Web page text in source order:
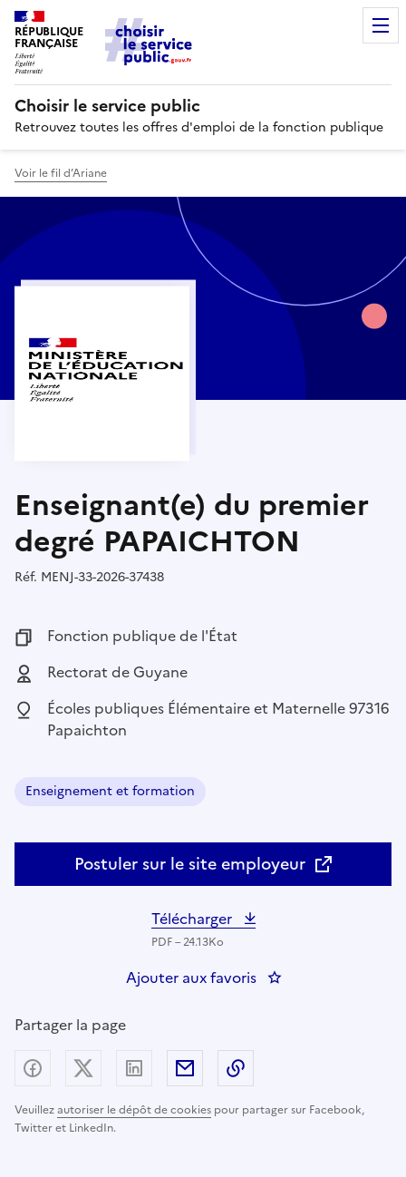
RÉPUBLIQUE
FRANÇAISE
Choisir le service public
Retrouvez toutes les offres d'emploi de la fonction publique
Voir le fil d’Ariane
Enseignant(e) du premier
degré PAPAICHTON
Réf. Référence :
MENJ-33-2026-37438
Fonction publique :
Fonction publique de l'État
Employeur :
Rectorat de Guyane
Localisation :
Écoles publiques Élémentaire et Maternelle 97316
Papaichton
Domaine :
Enseignement et formation
Postuler sur le site employeur
Télécharger
PDF – 24.13Ko
Ajouter aux favoris : Enseignant(e) du
Partager la page
Veuillezautoriser le dépôt de cookies pour partager sur Facebook,
Twitter et LinkedIn.
Partager sur Facebook
Partager sur X (anciennement Twitter) -
Partager sur LinkedIn
Partager par email